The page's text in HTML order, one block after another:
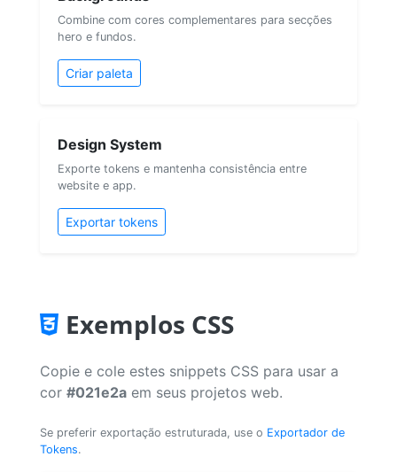
Combine com cores complementares para secções
hero e fundos.
Criar paleta
Design System
Exporte tokens e mantenha consistência entre
website e app.
Exportar tokens
Exemplos CSS
Copie e cole estes snippets CSS para usar a
cor #021e2a em seus projetos web.
Se preferir exportação estruturada, use o Exportador de
Tokens.